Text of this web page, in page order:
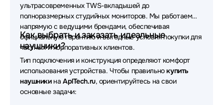
Наушники UGREEN Наушники Poly
Наушники VT Наушники OneOdio
Наушники SteelSeries Наушники Bang&Olufsen
Наушники Lenovo Наушники QCY
Наушники Axtel
ультрасовременных TWS-вкладышей до
полноразмерных студийных мониторов. Мы работаем
напрямую с ведущими брендами, обеспечивая
официальную гарантию и выгодные условия покупки для
частных и корпоративных клиентов.
Как выбрать и заказать идеальные
наушники?
Тип подключения и конструкция определяют комфорт
использования устройства. Чтобы правильнокупить
наушникина AplTech.ru, ориентируйтесь на свои
основные задачи: